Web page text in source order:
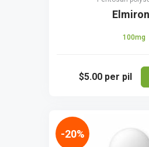
Elmiron
100mg
$5.00 per pil
-20%